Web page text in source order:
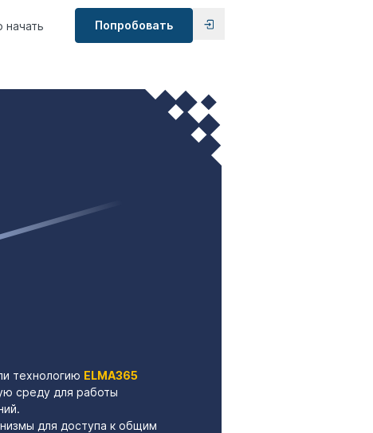
начать Попробовать
технологию ELMA365
среду для работы
для доступа к общим